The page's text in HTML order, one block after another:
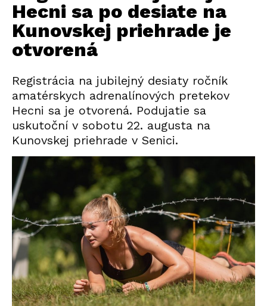
Hecni sa po desiate na
Kunovskej priehrade je
otvorená
Registrácia na jubilejný desiaty ročník
amatérskych adrenalínových pretekov
Hecni sa je otvorená. Podujatie sa
uskutoční v sobotu 22. augusta na
Kunovskej priehrade v Senici.